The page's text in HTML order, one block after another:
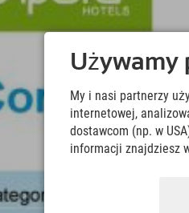
Używamy
My i nasi partnerzy
internetowej,
dostawcom (np. w
informacji znajdziesz